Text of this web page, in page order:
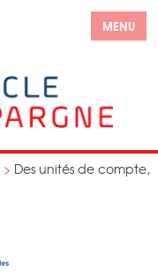
MENU
> Des unités de compte,